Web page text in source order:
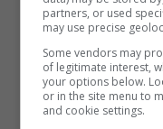
partners, or used
may use precise
Some vendors may
of legitimate interest,
your options below.
or in the site menu to
and cookie settings.